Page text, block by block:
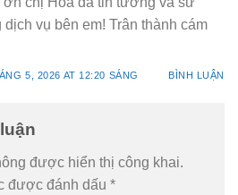
dịch vụ bên em! Trân thành cám
5, 2026 AT 12:20 SÁNG BÌNH LUẬN
được hiển thị công khai.
được đánh dấu *